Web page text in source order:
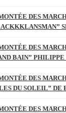
DES
DES
BAIN”
DES
DU SOLEIL” DE
DES